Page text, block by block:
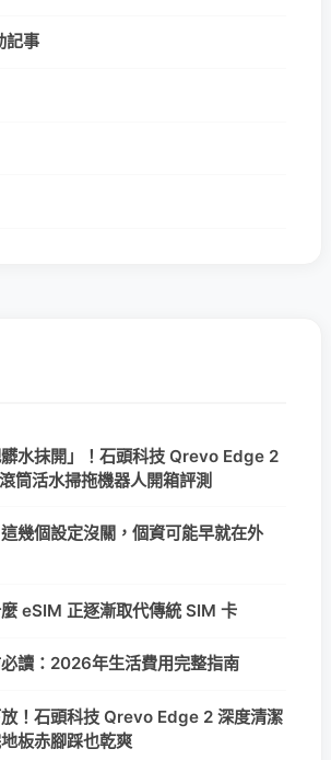
記事
水抹開」！石頭科技 Qrevo Edge 2
筒活水掃拖機器人開箱評測
幾個設定沒關，個資可能早就在外
eSIM 正逐漸取代傳統 SIM 卡
讀：2026年生活費用完整指南
！石頭科技 Qrevo Edge 2 深度清潔
板赤腳踩也乾爽